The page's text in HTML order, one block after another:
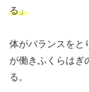
る」
体がバランスをと
が働きふくらはぎ
る。